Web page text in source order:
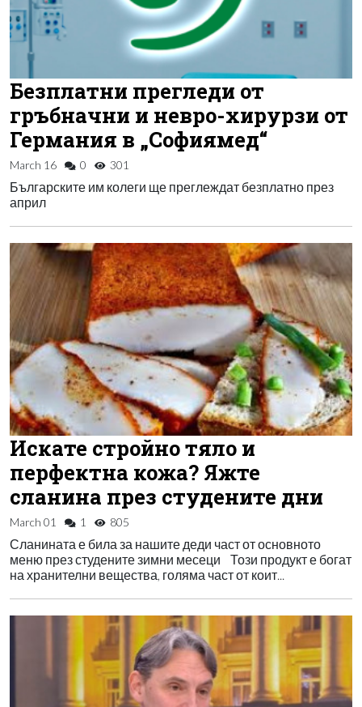
Безплатни прегледи от
гръбначни и невро-хирурзи от
Германия в „Софиямед“
March 16 0 301
Българските им колеги ще преглеждат безплатно през
април
Искате стройно тяло и
перфектна кожа? Яжте
сланина през студените дни
March 01 1 805
Сланината е била за нашите деди част от основното
меню през студените зимни месеци Този продукт е богат
на хранителни вещества, голяма част от коит...